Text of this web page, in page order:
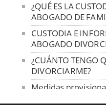
¿QUÉ ES LA
ABOGADO DE
CUSTODIA E
ABOGADO
¿CUÁNTO TENGO
DIVORCIARME?
Medidas